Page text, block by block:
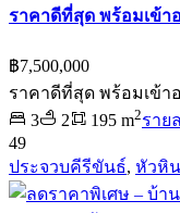
ราคาดีที่สุด พร้อมเข้า
฿7,500,000
ราคาดีที่สุด พร้อมเข้
3
2 195 m2ราย
49
ประจวบคีรีขันธ์, หัวหิน